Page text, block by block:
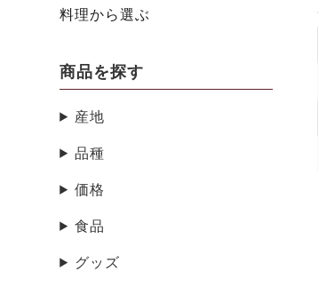
料理から選ぶ
商品を探す
産地
品種
価格
食品
グッズ